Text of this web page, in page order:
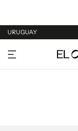
URUGUAY
URUGUAY
ARGENTINA